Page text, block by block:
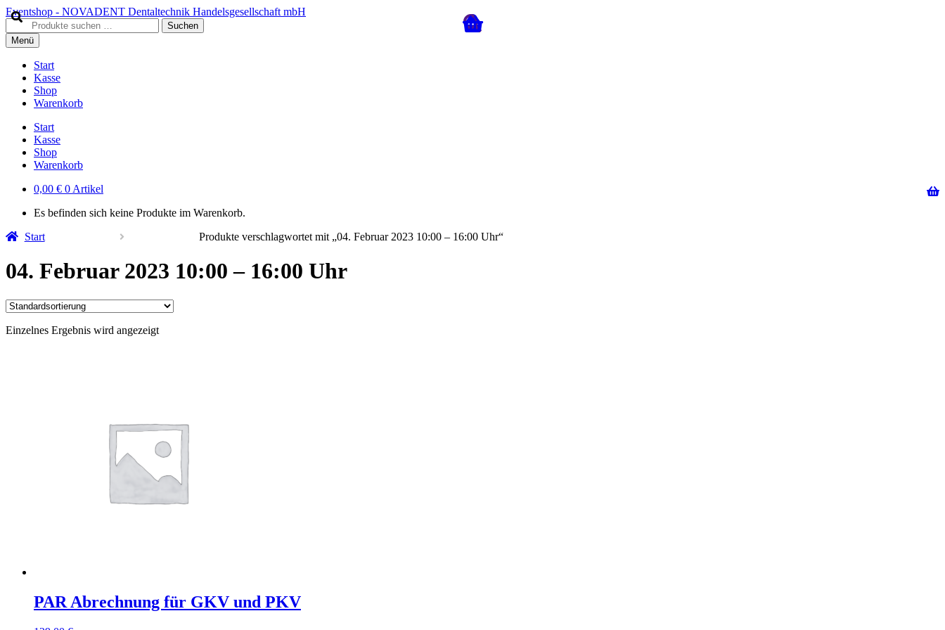
Zur
Navigation
springen
Zum
Inhalt
springen
Eventshop - NOVADENT Dentaltechnik Handelsgesellschaft mbH
Suche
nach:
Suchen
Menü
Start
Kasse
Shop
Warenkorb
Start
Kasse
Shop
Warenkorb
0,00 € 0 Artikel
Es befinden sich keine Produkte im Warenkorb.
Start
Produkte verschlagwortet mit „04. Februar 2023 10:00 – 16:00 Uhr“
04. Februar 2023 10:00 – 16:00 Uhr
Einzelnes Ergebnis wird angezeigt
PAR Abrechnung für GKV und PKV